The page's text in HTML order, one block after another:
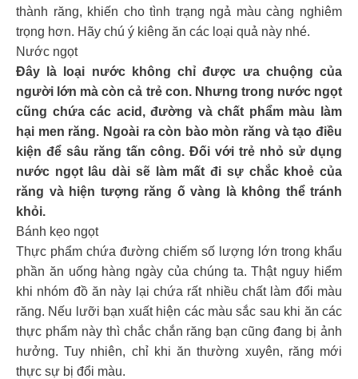
thành răng, khiến cho tình trạng ngả màu càng nghiêm
trọng hơn. Hãy chú ý kiêng ăn các loại quả này nhé.
Nước ngọt
Đây là loại nước không chỉ được ưa chuộng của
người lớn mà còn cả trẻ con. Nhưng trong nước ngọt
cũng chứa các acid, đường và chất phẩm màu làm
hại men răng. Ngoài ra còn bào mòn răng và tạo điều
kiện để sâu răng tấn công. Đối với trẻ nhỏ sử dụng
nước ngọt lâu dài sẽ làm mất đi sự chắc khoẻ của
răng và hiện tượng răng ố vàng là không thể tránh
khỏi.
Bánh kẹo ngọt
Thực phẩm chứa đường chiếm số lượng lớn trong khẩu
phần ăn uống hàng ngày của chúng ta. Thật nguy hiểm
khi nhóm đồ ăn này lại chứa rất nhiều chất làm đổi màu
răng. Nếu lưỡi bạn xuất hiện các màu sắc sau khi ăn các
thực phẩm này thì chắc chắn răng bạn cũng đang bị ảnh
hưởng. Tuy nhiên, chỉ khi ăn thường xuyên, răng mới
thực sự bị đổi màu.